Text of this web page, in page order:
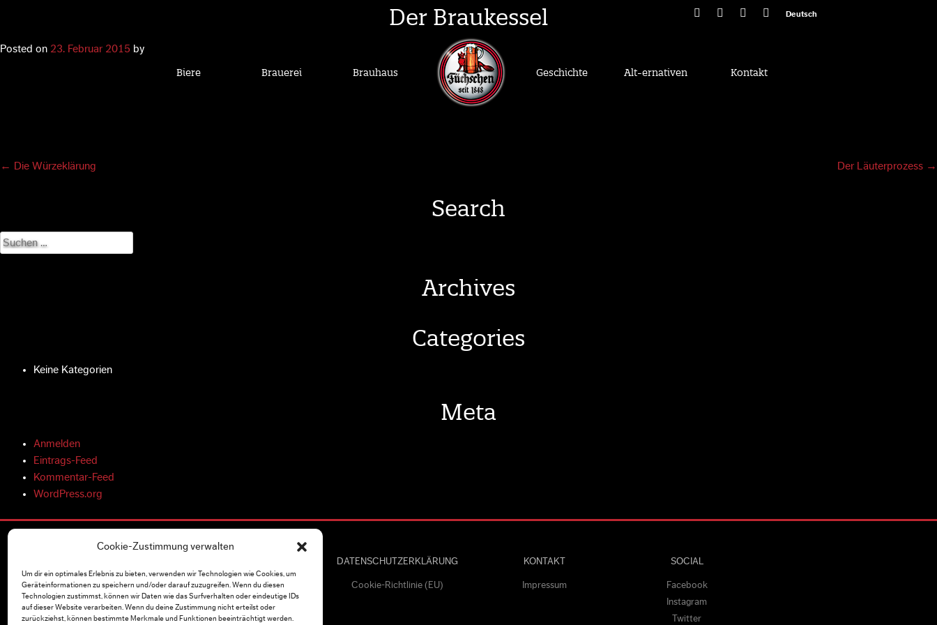
Cookie-Zustimmung verwalten
Um dir ein optimales Erlebnis zu bieten, verwenden wir Technologien wie Cookies, um
Geräteinformationen zu speichern und/oder darauf zuzugreifen. Wenn du diesen
Technologien zustimmst, können wir Daten wie das Surfverhalten oder eindeutige IDs
auf dieser Website verarbeiten. Wenn du deine Zustimmung nicht erteilst oder
zurückziehst, können bestimmte Merkmale und Funktionen beeinträchtigt werden.
Deutsch
Biere Brauerei Brauhaus Geschichte Alt-ernativen Kontakt
Der Braukessel
Posted on 23. Februar 2015 by
Post
← Die Würzeklärung Der Läuterprozess →
Search
Suchen
nach:
Archives
Categories
Keine Kategorien
Meta
Anmelden
Eintrags-Feed
Kommentar-Feed
WordPress.org
Vertrieb
Unternehmen
Presse & Medien
DATENSCHUTZERKLÄRUNG
Cookie-Richtlinie (EU)
KONTAKT
Impressum
SOCIAL
Facebook
Instagram
Twitter